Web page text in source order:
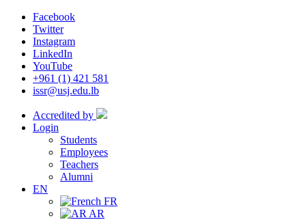
Facebook
Twitter
Instagram
LinkedIn
YouTube
+961 (1) 421 581
issr@usj.edu.lb
Accredited by
Login
Students
Employees
Teachers
Alumni
EN
FR
AR